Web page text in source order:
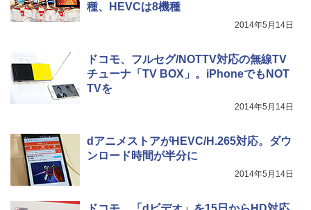
種、HEVCは8機種
2014年5月14日
ドコモ、フルセグ/NOTTV対応の無線TV
チューナ「TV BOX」。iPhoneでもNOT
TVを
2014年5月14日
dアニメストアがHEVC/H.265対応。ダウ
ンロード時間が半分に
2014年5月14日